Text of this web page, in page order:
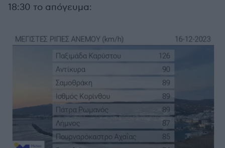
18:30 το απόγευμα: